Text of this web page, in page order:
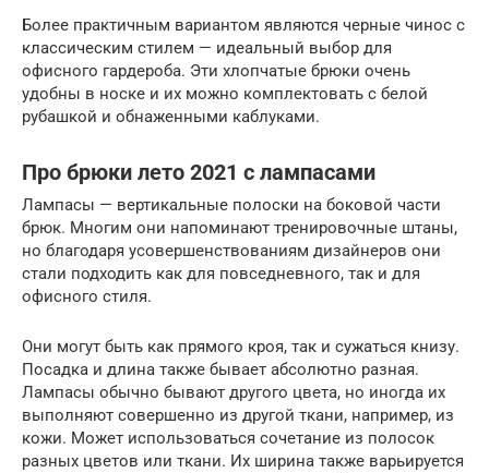
Более практичным вариантом являются черные чинос с
классическим стилем — идеальный выбор для
офисного гардероба. Эти хлопчатые брюки очень
удобны в носке и их можно комплектовать с белой
рубашкой и обнаженными каблуками.
Про брюки лето 2021 с лампасами
Лампасы — вертикальные полоски на боковой части
брюк. Многим они напоминают тренировочные штаны,
но благодаря усовершенствованиям дизайнеров они
стали подходить как для повседневного, так и для
офисного стиля.
Они могут быть как прямого кроя, так и сужаться книзу.
Посадка и длина также бывает абсолютно разная.
Лампасы обычно бывают другого цвета, но иногда их
выполняют совершенно из другой ткани, например, из
кожи. Может использоваться сочетание из полосок
разных цветов или ткани. Их ширина также варьируется